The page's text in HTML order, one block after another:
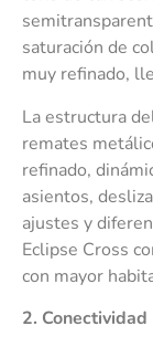
saturación de
muy refinado,
La estructura
remates
refinado,
asientos,
ajustes y
Eclipse Cross
con mayor
2. Conectividad